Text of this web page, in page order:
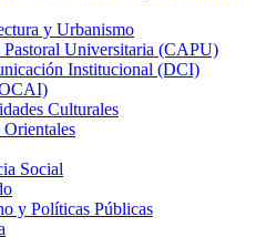
y Urbanismo
Pastoral Universitaria (CAPU)
Institucional (DCI)
Culturales
Social
y Políticas Públicas